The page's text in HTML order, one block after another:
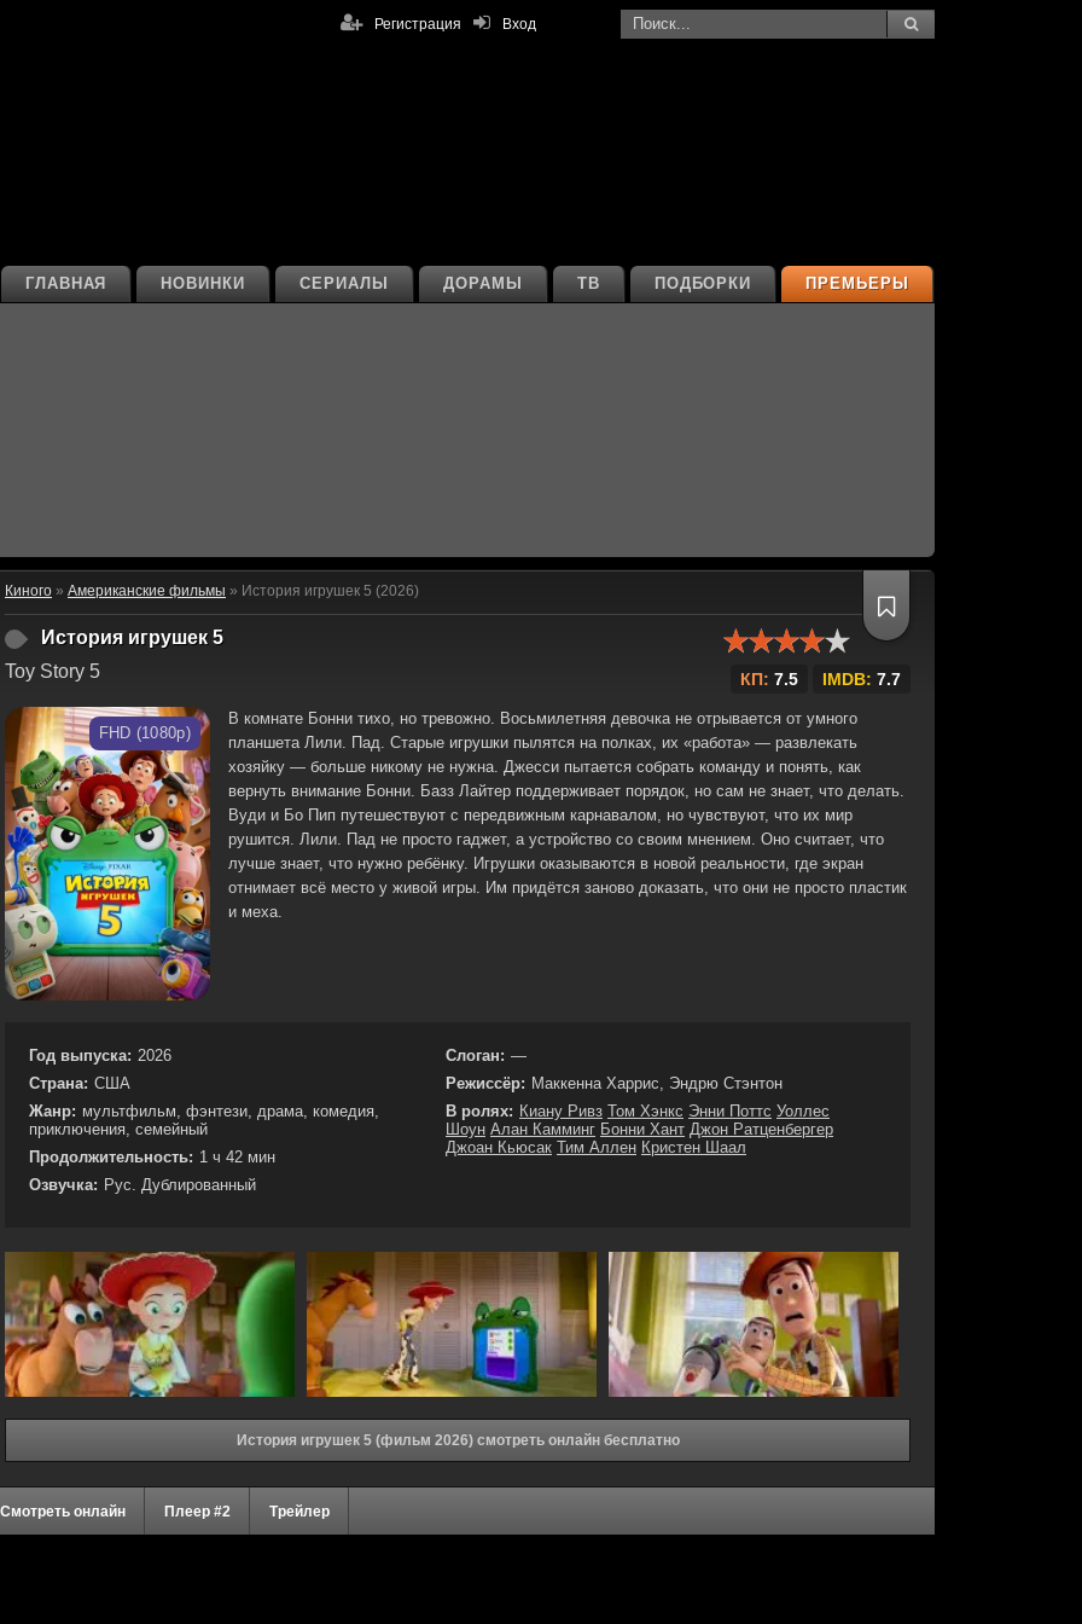
Вход
Регистрация
ПРЕМЬЕРЫ
ПОДБОРКИ
ТВ
ДОРАМЫ
СЕРИАЛЫ
НОВИНКИ
ГЛАВНАЯ
Киного » Американские фильмы » История игрушек 5 (2026)
История игрушек 5
Toy Story 5
КП: 7.5 IMDB: 7.7
FHD (1080p)
В комнате Бонни тихо, но тревожно. Восьмилетняя девочка не отрывается от умного
планшета Лили. Пад. Старые игрушки пылятся на полках, их «работа» — развлекать
хозяйку — больше никому не нужна. Джесси пытается собрать команду и понять, как
вернуть внимание Бонни. Базз Лайтер поддерживает порядок, но сам не знает, что делать.
Вуди и Бо Пип путешествуют с передвижным карнавалом, но чувствуют, что их мир
рушится. Лили. Пад не просто гаджет, а устройство со своим мнением. Оно считает, что
лучше знает, что нужно ребёнку. Игрушки оказываются в новой реальности, где экран
отнимает всё место у живой игры. Им придётся заново доказать, что они не просто пластик
и меха.
Год выпуска: 2026
Страна: США
Жанр: мультфильм, фэнтези, драма, комедия,
приключения, семейный
Продолжительность: 1 ч 42 мин
Озвучка: Рус. Дублированный
Слоган: —
Режиссёр: Маккенна Харрис, Эндрю Стэнтон
В ролях: Киану Ривз Том Хэнкс Энни Поттс Уоллес
Шоун Алан Камминг Бонни Хант Джон Ратценбергер
Джоан Кьюсак Тим Аллен Кристен Шаал
История игрушек 5 (фильм 2026) смотреть онлайн бесплатно
Смотреть онлайн Плеер #2 Трейлер